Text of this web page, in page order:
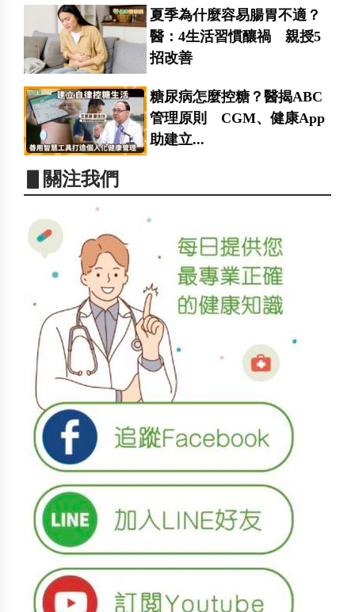
夏季為什麼容易腸胃不適？
醫：4生活習慣釀禍 親授5
招改善
糖尿病怎麼控糖？醫揭ABC
管理原則 CGM、健康App
助建立...
▋關注我們